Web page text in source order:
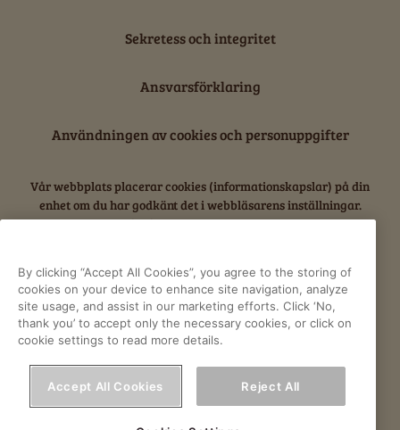
Sekretess och integritet
Ansvarsförklaring
Användningen av cookies och personuppgifter
Vår webbplats placerar cookies (informationskapslar) på din
enhet om du har godkänt det i webbläsarens inställningar.
Cookies används för förbättring av webbplatsen, analys och
Läs mer om Orklas behandling av personuppgifter,
inklusive rätt till åtkomst.
F
a
c
Y
I
n
By clicking “Accept All Cookies”, you agree to the storing of
cookies on your device to enhance site navigation, analyze
site usage, and assist in our marketing efforts. Click ‘No,
thank you’ to accept only the necessary cookies, or click on
cookie settings to read more details.
Accept All Cookies Reject All